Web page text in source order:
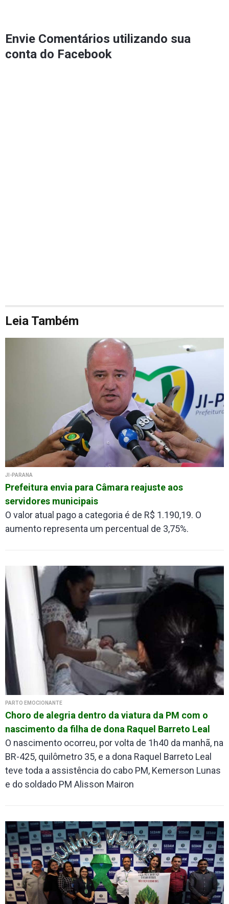
Envie Comentários utilizando sua
conta do Facebook
Leia Também
JI-PARANÁ
Prefeitura envia para Câmara reajuste aos
servidores municipais
O valor atual pago a categoria é de R$ 1.190,19. O
aumento representa um percentual de 3,75%.
PARTO EMOCIONANTE
Choro de alegria dentro da viatura da PM com o
nascimento da filha de dona Raquel Barreto Leal
O nascimento ocorreu, por volta de 1h40 da manhã, na
BR-425, quilômetro 35, e a dona Raquel Barreto Leal
teve toda a assistência do cabo PM, Kemerson Lunas
e do soldado PM Alisson Mairon